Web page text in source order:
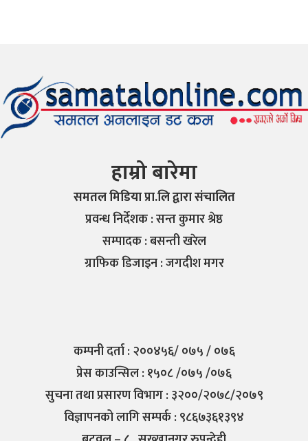
हाम्रो बारेमा
समतल मिडिया प्रा.लि द्वारा संचालित
प्रवन्ध निर्देशक : सन्त कुमार श्रेष्ठ
सम्पादक : बसन्ती खरेल
ग्राफिक डिजाइन : जगदीश मगर
कम्पनी दर्ता : २००४५६/ ०७५ / ०७६
प्रेस काउन्सिल : १५०८ /०७५ /०७६
सुचना तथा प्रसारण विभाग : ३२००/२०७८/२०७९
विज्ञापनको लागि सम्पर्क : ९८६७३६१३९४